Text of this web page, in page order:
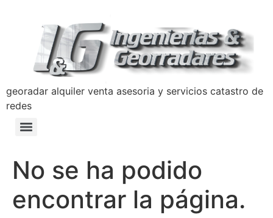
georadar alquiler venta asesoria y servicios catastro de
redes
No se ha podido
encontrar la página.